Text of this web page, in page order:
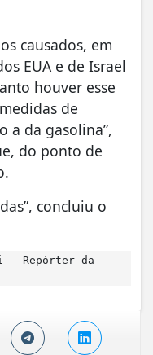
causados, em
EUA e de Israel
houver esse
de
a da gasolina”,
do ponto de
concluiu o
- Repórter da